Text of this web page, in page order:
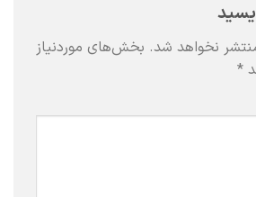
نخواهد شد. بخش‌های موردنیاز
*